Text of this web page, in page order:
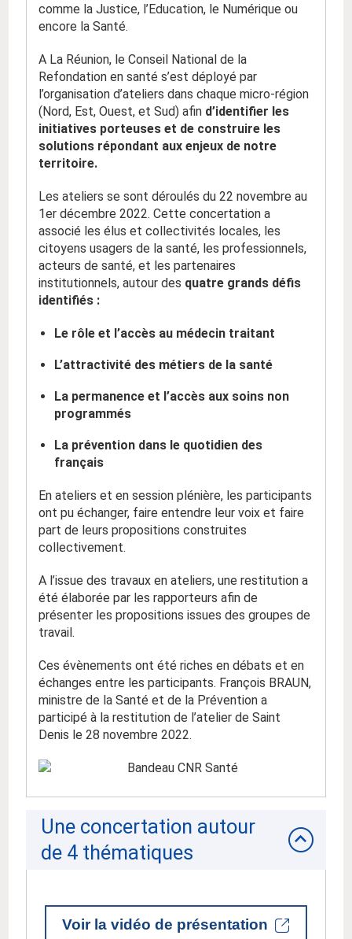
comme la Justice, l’Education, le Numérique ou
encore la Santé.
A La Réunion, le Conseil National de la
Refondation en santé s’est déployé par
l’organisation d’ateliers dans chaque micro-région
(Nord, Est, Ouest, et Sud) afin d’identifier les
initiatives porteuses et de construire les
solutions répondant aux enjeux de notre
territoire.
Les ateliers se sont déroulés du 22 novembre au
1er décembre 2022. Cette concertation a
associé les élus et collectivités locales, les
citoyens usagers de la santé, les professionnels,
acteurs de santé, et les partenaires
institutionnels, autour des quatre grands défis
identifiés :
Le rôle et l’accès au médecin traitant
L’attractivité des métiers de la santé
La permanence et l’accès aux soins non
programmés
La prévention dans le quotidien des
français
En ateliers et en session plénière, les participants
ont pu échanger, faire entendre leur voix et faire
part de leurs propositions construites
collectivement.
A l’issue des travaux en ateliers, une restitution a
été élaborée par les rapporteurs afin de
présenter les propositions issues des groupes de
travail.
Ces évènements ont été riches en débats et en
échanges entre les participants. François BRAUN,
ministre de la Santé et de la Prévention a
participé à la restitution de l’atelier de Saint
Denis le 28 novembre 2022.
Une concertation autour
de 4 thématiques
Voir la vidéo de présentation